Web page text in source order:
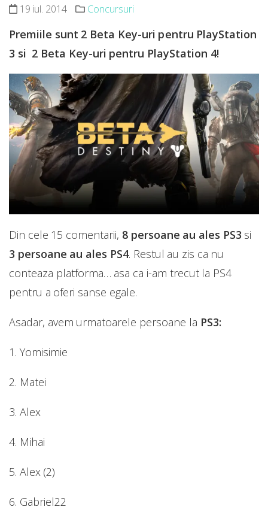
19 iul. 2014 Concursuri
Premiile sunt 2 Beta Key-uri pentru PlayStation
3 si 2 Beta Key-uri pentru PlayStation 4!
Din cele 15 comentarii, 8 persoane au ales PS3 si
3 persoane au ales PS4. Restul au zis ca nu
conteaza platforma… asa ca i-am trecut la PS4
pentru a oferi sanse egale.
Asadar, avem urmatoarele persoane la PS3:
1. Yomisimie
2. Matei
3. Alex
4. Mihai
5. Alex (2)
6. Gabriel22